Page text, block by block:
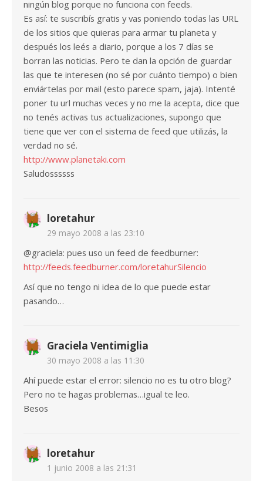
ningún blog porque no funciona con feeds.
Es así: te suscribís gratis y vas poniendo todas las URL
de los sitios que quieras para armar tu planeta y
después los leés a diario, porque a los 7 días se
borran las noticias. Pero te dan la opción de guardar
las que te interesen (no sé por cuánto tiempo) o bien
enviártelas por mail (esto parece spam, jaja). Intenté
poner tu url muchas veces y no me la acepta, dice que
no tenés activas tus actualizaciones, supongo que
tiene que ver con el sistema de feed que utilizás, la
verdad no sé.
http://www.planetaki.com
Saludossssss
loretahur
29 mayo 2008 a las 23:10
@graciela: pues uso un feed de feedburner:
http://feeds.feedburner.com/loretahurSilencio
Así que no tengo ni idea de lo que puede estar
pasando…
Graciela Ventimiglia
30 mayo 2008 a las 11:30
Ahí puede estar el error: silencio no es tu otro blog?
Pero no te hagas problemas…igual te leo.
Besos
loretahur
1 junio 2008 a las 21:31